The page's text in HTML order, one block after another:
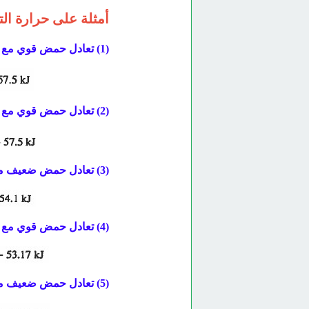
أمثلة على حرارة
(1) تعادل حمض قوي مع قاعدة قوية:
(2) تعادل حمض قوي مع قاعدة قوية:
(3) تعادل حمض ضعيف مع قاعدة قوية:
(4) تعادل حمض قوي مع قاعدة ضعيفة:
(5) تعادل حمض ضعيف مع قاعدة ضعيفة: